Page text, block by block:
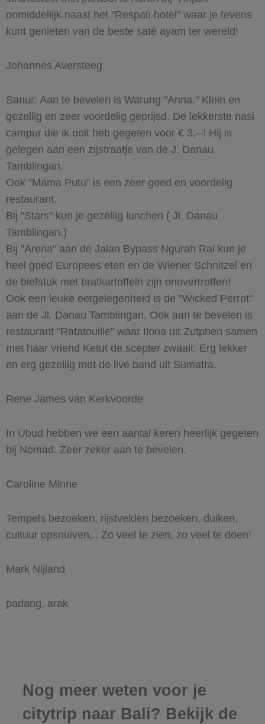
onmiddellijk naast het "Respati hotel" waar je tevens
kunt genieten van de beste saté ayam ter wereld!
Johannes Aversteeg
Sanur: Aan te bevelen is Warung "Anna." Klein en
gezellig en zeer voordelig geprijsd. De lekkerste nasi
campur die ik ooit heb gegeten voor € 3,--! Hij is
gelegen aan een zijstraatje van de J. Danau
Tamblingan.
Ook "Mama Putu" is een zeer goed en voordelig
restaurant.
Bij "Stars" kun je gezellig lunchen ( Jl. Danau
Tamblingan.)
Bij "Arena" aan de Jalan Bypass Ngurah Rai kun je
heel goed Europees eten en de Wiener Schnitzel en
de biefstuk met bratkartoffeln zijn onovertroffen!
Ook een leuke eetgelegenheid is de "Wicked Perrot"
aan de Jl. Danau Tamblingan. Ook aan te bevelen is
restaurant "Ratatouille" waar Ilona uit Zutphen samen
met haar vriend Ketut de scepter zwaait. Erg lekker
en erg gezellig met de live band uit Sumatra.
Rene James van Kerkvoorde
In Ubud hebben we een aantal keren heerlijk gegeten
bij Nomad. Zeer zeker aan te bevelen.
Caroline Minne
Tempels bezoeken, rijstvelden bezoeken, duiken,
cultuur opsnuiven,.. Zo veel te zien, zo veel te doen!
Mark Nijland
padang, arak
Nog meer weten voor je
citytrip naar Bali? Bekijk de